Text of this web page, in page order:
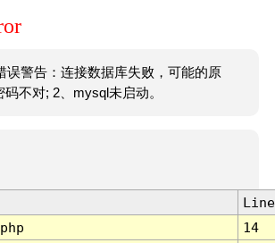
误警告：连接数据库失败，可能的原
不对; 2、mysql未启动。
Line
14